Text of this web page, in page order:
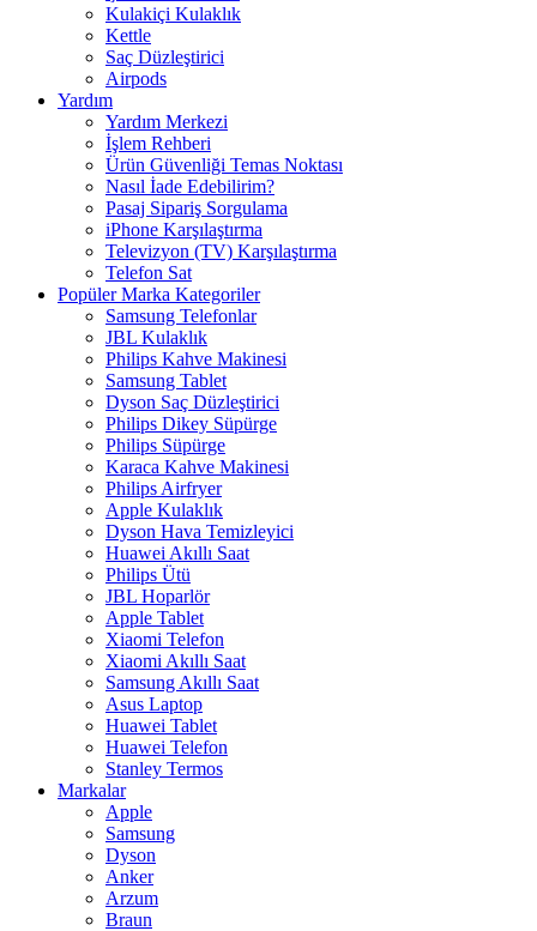
Kulakiçi Kulaklık
Kettle
Saç Düzleştirici
Airpods
Yardım
Yardım Merkezi
İşlem Rehberi
Ürün Güvenliği Temas Noktası
Nasıl İade Edebilirim?
Pasaj Sipariş Sorgulama
iPhone Karşılaştırma
Televizyon (TV) Karşılaştırma
Telefon Sat
Popüler Marka Kategoriler
Samsung Telefonlar
JBL Kulaklık
Philips Kahve Makinesi
Samsung Tablet
Dyson Saç Düzleştirici
Philips Dikey Süpürge
Philips Süpürge
Karaca Kahve Makinesi
Philips Airfryer
Apple Kulaklık
Dyson Hava Temizleyici
Huawei Akıllı Saat
Philips Ütü
JBL Hoparlör
Apple Tablet
Xiaomi Telefon
Xiaomi Akıllı Saat
Samsung Akıllı Saat
Asus Laptop
Huawei Tablet
Huawei Telefon
Stanley Termos
Markalar
Apple
Samsung
Dyson
Anker
Arzum
Braun